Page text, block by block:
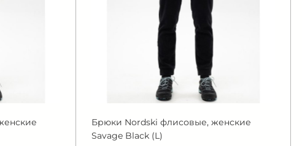
Брюки Nordski флисовые, женские
Savage Black (L)